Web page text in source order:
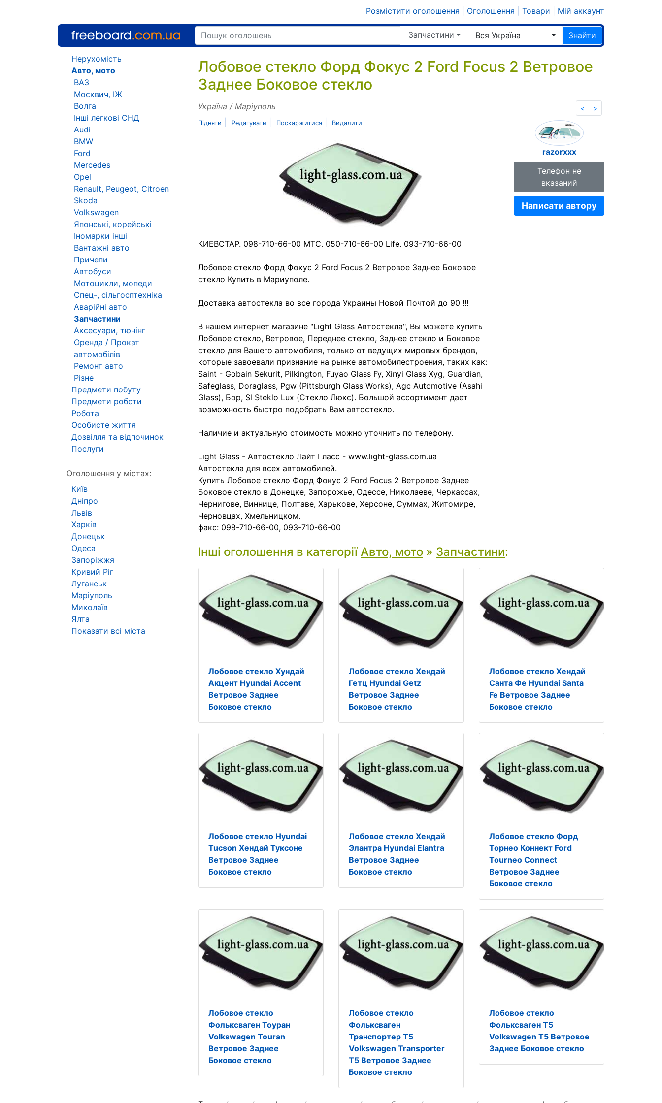
Розмістити оголошення Оголошення Товари Мій аккаунт
Запчастини Вся Україна Знайти
Лобовое стекло Форд Фокус 2 Ford Focus 2 Ветровое
Заднее Боковое стекло
< >
Україна / Маріуполь
Підняти Редагувати Поскаржитися Видалити
КИЕВСТАР. 098-710-66-00 МТС. 050-710-66-00 Life. 093-710-66-00
Лобовое стекло Форд Фокус 2 Ford Focus 2 Ветровое Заднее Боковое
стекло Купить в Мариуполе.
Доставка автостекла во все города Украины Новой Почтой до 90 !!!
В нашем интернет магазине "Light Glass Автостекла", Вы можете купить
Лобовое стекло, Ветровое, Переднее стекло, Заднее стекло и Боковое
стекло для Вашего автомобиля, только от ведущих мировых брендов,
которые завоевали признание на рынке автомобилестроения, таких как:
Saint - Gobain Sekurit, Pilkington, Fuyao Glass Fy, Xinyi Glass Xyg, Guardian,
Safeglass, Doraglass, Pgw (Pittsburgh Glass Works), Agc Automotive (Asahi
Glass), Бор, Sl Steklo Lux (Стекло Люкс). Большой ассортимент дает
возможность быстро подобрать Вам автостекло.
Наличие и актуальную стоимость можно уточнить по телефону.
Light Glass - Автостекло Лайт Гласс - www.light-glass.com.ua
Автостекла для всех автомобилей.
Купить Лобовое стекло Форд Фокус 2 Ford Focus 2 Ветровое Заднее
Боковое стекло в Донецке, Запорожье, Одессе, Николаеве, Черкассах,
Чернигове, Виннице, Полтаве, Харькове, Херсоне, Суммах, Житомире,
Черновцах, Хмельницком.
факс: 098-710-66-00, 093-710-66-00
razorxxx
Телефон не
вказаний
Написати автору
Інші оголошення в категоріїАвто, мото » Запчастини:
Лобовое стекло Хундай
Акцент Hyundai Accent
Ветровое Заднее
Боковое стекло
Лобовое стекло Хендай
Гетц Hyundai Getz
Ветровое Заднее
Боковое стекло
Лобовое стекло Хендай
Санта Фе Hyundai Santa
Fe Ветровое Заднее
Боковое стекло
Лобовое стекло Hyundai
Tucson Хендай Туксоне
Ветровое Заднее
Боковое стекло
Лобовое стекло Хендай
Элантра Hyundai Elantra
Ветровое Заднее
Боковое стекло
Лобовое стекло Форд
Торнео Коннект Ford
Tourneo Connect
Ветровое Заднее
Боковое стекло
Лобовое стекло
Фольксваген Тоуран
Volkswagen Touran
Ветровое Заднее
Боковое стекло
Лобовое стекло
Фольксваген
Транспортер Т5
Volkswagen Transporter
T5 Ветровое Заднее
Боковое стекло
Лобовое стекло
Фольксваген Т5
Volkswagen T5 Ветровое
Заднее Боковое стекло
Нерухомість
Авто, мото
ВАЗ
Москвич, ІЖ
Волга
Інші легкові СНД
Audi
BMW
Ford
Mercedes
Opel
Renault, Peugeot, Citroen
Skoda
Volkswagen
Японські, корейські
Іномарки інші
Вантажні авто
Причепи
Автобуси
Мотоцикли, мопеди
Спец-, сільгосптехніка
Аварійні авто
Запчастини
Аксесуари, тюнінг
Оренда / Прокат
автомобілів
Ремонт авто
Різне
Предмети побуту
Предмети роботи
Робота
Особисте життя
Дозвілля та відпочинок
Послуги
Оголошення у містах:
Київ
Дніпро
Львів
Харків
Донецьк
Одеса
Запоріжжя
Кривий Ріг
Луганськ
Маріуполь
Миколаїв
Ялта
Показати всі міста